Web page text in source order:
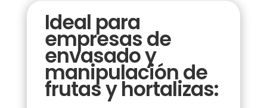
Ideal para
empresas de
envasado y
manipulación de
frutas y hortalizas: